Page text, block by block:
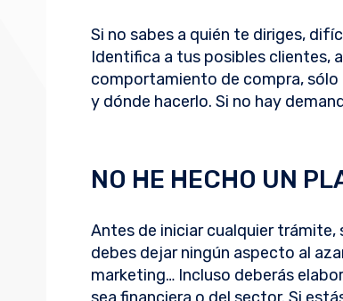
Si no sabes a quién te diriges,
Identifica a tus posibles clientes,
comportamiento de compra, sólo
y dónde hacerlo. Si no hay
NO HE HECHO UN
Antes de iniciar cualquier
debes dejar ningún aspecto al
marketing… Incluso deberás